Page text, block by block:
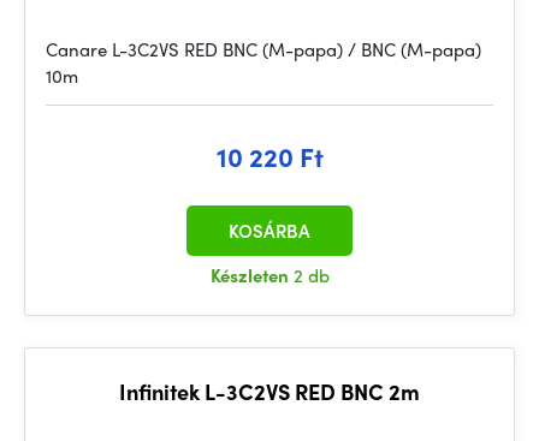
Canare L-3C2VS RED BNC (M-papa) / BNC (M-papa)
10m
10 220 Ft
Készleten 2 db
KOSÁRBA
Infinitek L-3C2VS RED BNC 2m